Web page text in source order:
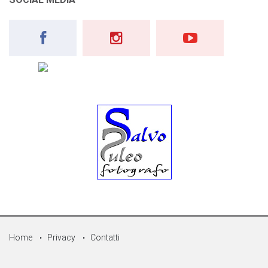
Home Privacy Contatti